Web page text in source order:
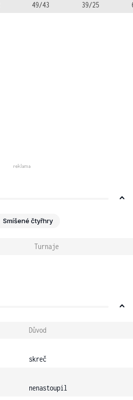
49/43 39/25
Smíšené čtyřhry
Turnaje
Důvod
skreč
nenastoupil